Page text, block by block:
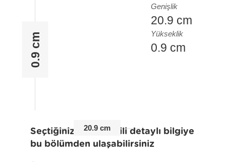
0.9 cm
20.9 cm
Genişlik
20.9 cm
Yükseklik
0.9 cm
Seçtiğiniz ürünle ilgili detaylı bilgiye
bu bölümden ulaşabilirsiniz